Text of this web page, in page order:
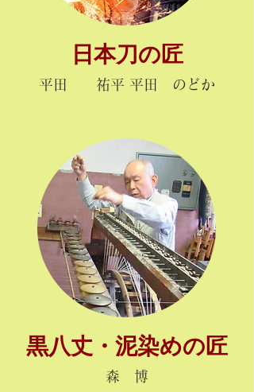
日本刀の匠
平田 祐平 平田 のどか
黒八丈・泥染めの匠
森 博